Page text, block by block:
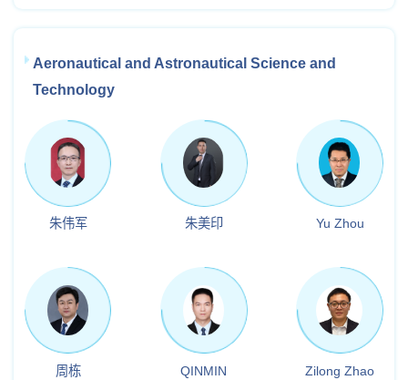
Aeronautical and Astronautical Science and
Technology
朱伟军 朱美印 Yu Zhou
周栋
QINMIN
Zilong Zhao